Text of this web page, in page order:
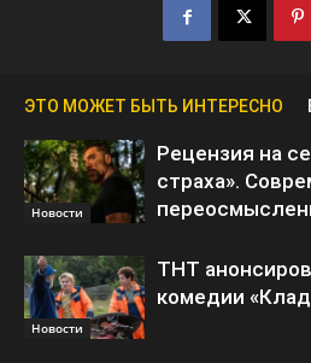
ЭТО МОЖЕТ БЫТЬ ИНТЕРЕСНО
Новости
Рецензия на
страха».
Новости
ТНТ
комедии